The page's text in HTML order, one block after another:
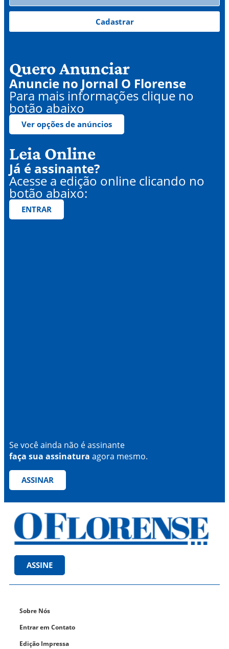
Cadastrar
Quero Anunciar
Anuncie no Jornal O Florense
Para mais informações clique no
botão abaixo
Ver opções de anúncios
Leia Online
Já é assinante?
Acesse a edição online clicando no
botão abaixo:
ENTRAR
Se você ainda não é assinante
faça sua assinatura agora mesmo.
ASSINAR
ASSINE
Sobre Nós
Entrar em Contato
Edição Impressa